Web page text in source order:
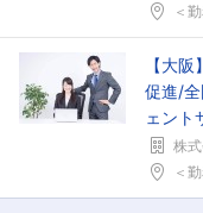
＜
【大
促進/
ェント
株
＜